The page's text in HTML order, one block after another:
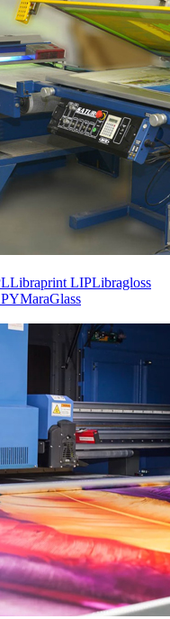
Libraprint LIPLibragloss
MaraGlass